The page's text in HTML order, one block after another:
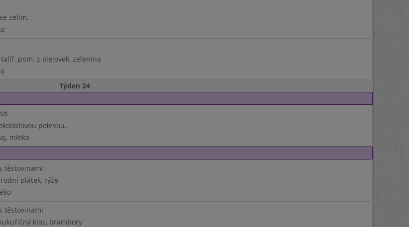
zelím,
pom. z olejovek, zelenina
Týden 24
polevou,
mléko
těstovinami
plátek, rýže
těstovinami
klas, brambory